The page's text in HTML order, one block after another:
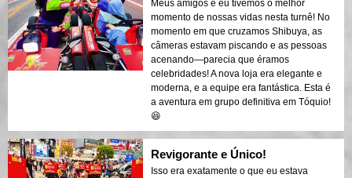
Meus amigos e eu tivemos o melhor
momento de nossas vidas nesta turnê! No
momento em que cruzamos Shibuya, as
câmeras estavam piscando e as pessoas
acenando—parecia que éramos
celebridades! A nova loja era elegante e
moderna, e a equipe era fantástica. Esta é
a aventura em grupo definitiva em Tóquio!
😆
Revigorante e Único!
Isso era exatamente o que eu estava